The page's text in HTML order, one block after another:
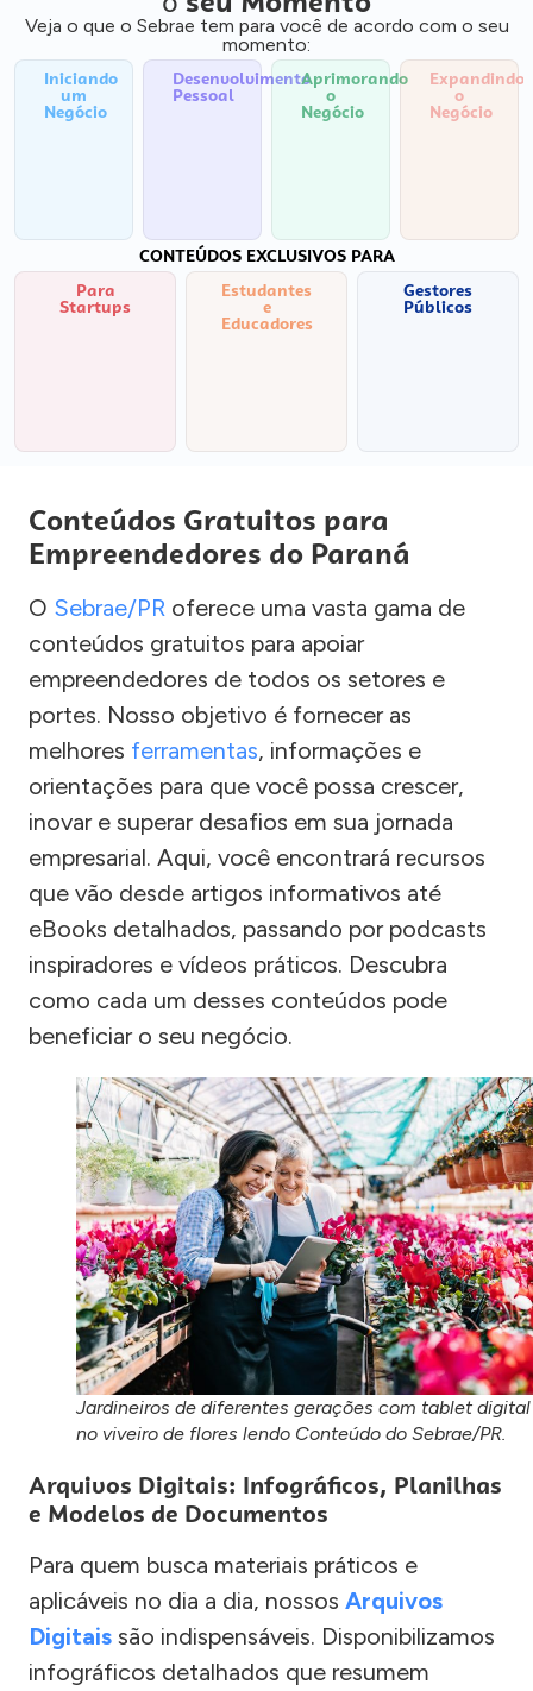
Veja o que o Sebrae tem para você de acordo com o seu
momento:
Iniciando
um
Negócio
Desenvolvimento
Pessoal
Aprimorando
o
Negócio
Expandindo
o
Negócio
CONTEÚDOS EXCLUSIVOS PARA
Para
Startups
Estudantes
e
Educadores
Gestores
Públicos
Conteúdos Gratuitos para
Empreendedores do Paraná
O Sebrae/PR oferece uma vasta gama de
conteúdos gratuitos para apoiar
empreendedores de todos os setores e
portes. Nosso objetivo é fornecer as
melhores ferramentas, informações e
orientações para que você possa crescer,
inovar e superar desafios em sua jornada
empresarial. Aqui, você encontrará recursos
que vão desde artigos informativos até
eBooks detalhados, passando por podcasts
inspiradores e vídeos práticos. Descubra
como cada um desses conteúdos pode
beneficiar o seu negócio.
Jardineiros de diferentes gerações com tablet digital
no viveiro de flores lendo Conteúdo do Sebrae/PR.
Arquivos Digitais: Infográficos, Planilhas
e Modelos de Documentos
Para quem busca materiais práticos e
aplicáveis no dia a dia, nossos Arquivos
Digitais são indispensáveis. Disponibilizamos
infográficos detalhados que resumem